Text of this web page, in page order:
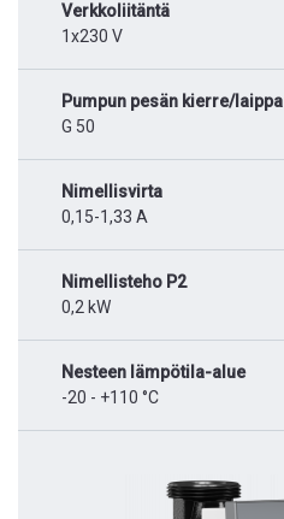
Verkkoliitäntä
1x230 V
Pumpun pesän kierre/laippa
G 50
Nimellisvirta
0,15-1,33 A
Nimellisteho P2
0,2 kW
Nesteen lämpötila-alue
-20 - +110 °C